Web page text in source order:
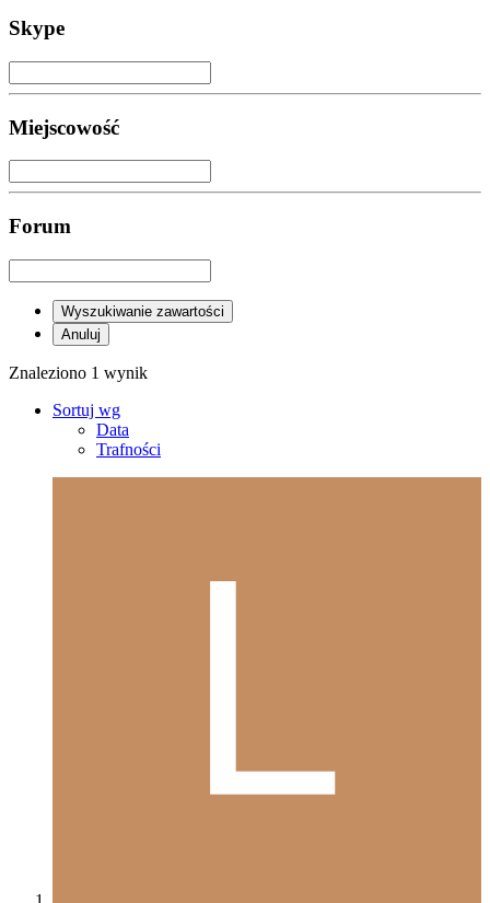
Skype
Miejscowość
Forum
Wyszukiwanie zawartości
Anuluj
Znaleziono 1 wynik
Sortuj wg
Data
Trafności